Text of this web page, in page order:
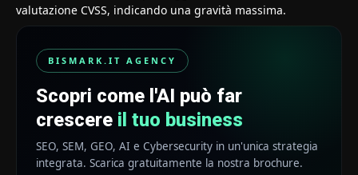
valutazione CVSS, indicando una gravità massima.
BISMARK.IT AGENCY
Scopri come l'AI può far
crescere il tuo business
SEO, SEM, GEO, AI e Cybersecurity in un'unica strategia
integrata. Scarica gratuitamente la nostra brochure.